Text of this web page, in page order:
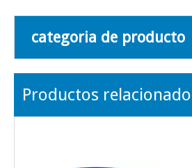
categoria de producto
Productos